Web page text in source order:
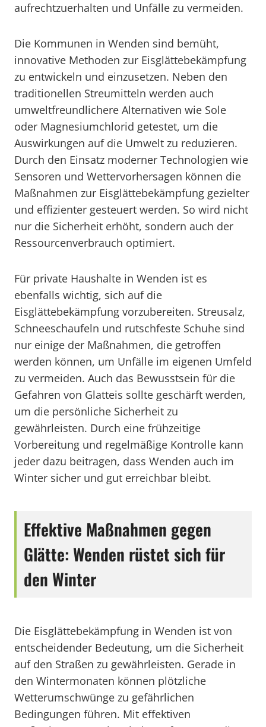
aufrechtzuerhalten und Unfälle zu vermeiden.
Die Kommunen in Wenden sind bemüht,
innovative Methoden zur Eisglättebekämpfung
zu entwickeln und einzusetzen. Neben den
traditionellen Streumitteln werden auch
umweltfreundlichere Alternativen wie Sole
oder Magnesiumchlorid getestet, um die
Auswirkungen auf die Umwelt zu reduzieren.
Durch den Einsatz moderner Technologien wie
Sensoren und Wettervorhersagen können die
Maßnahmen zur Eisglättebekämpfung gezielter
und effizienter gesteuert werden. So wird nicht
nur die Sicherheit erhöht, sondern auch der
Ressourcenverbrauch optimiert.
Für private Haushalte in Wenden ist es
ebenfalls wichtig, sich auf die
Eisglättebekämpfung vorzubereiten. Streusalz,
Schneeschaufeln und rutschfeste Schuhe sind
nur einige der Maßnahmen, die getroffen
werden können, um Unfälle im eigenen Umfeld
zu vermeiden. Auch das Bewusstsein für die
Gefahren von Glatteis sollte geschärft werden,
um die persönliche Sicherheit zu
gewährleisten. Durch eine frühzeitige
Vorbereitung und regelmäßige Kontrolle kann
jeder dazu beitragen, dass Wenden auch im
Winter sicher und gut erreichbar bleibt.
Effektive Maßnahmen gegen
Glätte: Wenden rüstet sich für
den Winter
Die Eisglättebekämpfung in Wenden ist von
entscheidender Bedeutung, um die Sicherheit
auf den Straßen zu gewährleisten. Gerade in
den Wintermonaten können plötzliche
Wetterumschwünge zu gefährlichen
Bedingungen führen. Mit effektiven